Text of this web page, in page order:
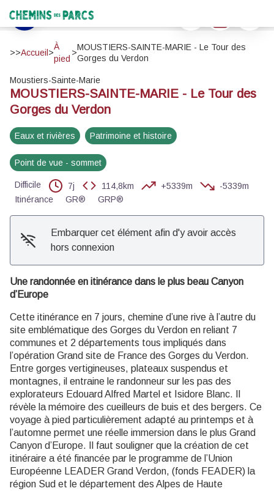
Chemins des Parcs
Voir l'image en plein écran
>>Accueil >
À
pied
>
MOUSTIERS-SAINTE-MARIE - Le Tour des
Gorges du Verdon
Moustiers-Sainte-Marie
MOUSTIERS-SAINTE-MARIE - Le Tour des
Gorges du Verdon
Eaux et rivières Patrimoine et histoire
Point de vue - sommet
Difficile 7j 114,8km +5339m
-5339m
Itinérance
GR® GRP®
Embarquer cet élément afin d'y avoir accès
hors connexion
Une randonnée en itinérance dans le plus beau Canyon
d’Europe
Cette itinérance en 7 jours, chemine d’une rive à l’autre du
site emblématique des Gorges du Verdon en reliant 7
communes et 2 départements tous impliqués dans
l’opération Grand site de France des Gorges du Verdon.
Entre gorges vertigineuses, plateaux suspendus et
montagnes, il entraine le randonneur sur les pas des
explorateurs Edouard Alfred Martel et Isidore Blanc. Il
révèle la mémoire des cueilleurs de buis et des bergers. Ce
voyage à pied particulièrement adapté au printemps et à
l’automne permet une réelle immersion dans le plus Grand
Canyon d’Europe. Il faut souligner que la création de cet
itinéraire a été financée par le programme de l’Union
Européenne LEADER Grand Verdon, (fonds FEADER) la
région Sud et le département des Alpes de Haute